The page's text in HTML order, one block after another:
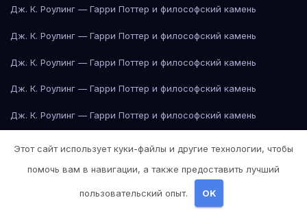
Дж. К. Роулинг — Гарри Поттер и философский камень
Дж. К. Роулинг — Гарри Поттер и философский камень
Дж. К. Роулинг — Гарри Поттер и философский камень
Дж. К. Роулинг — Гарри Поттер и философский камень
Дж. К. Роулинг — Гарри Поттер и философский камень
Дж. К. Роулинг — Гарри Поттер и философский камень
Дж. К. Роулинг — Гарри Поттер и философский камень
Этот сайт использует куки-файлы и другие технологии, чтобы
помочь вам в навигации, а также предоставить лучший
пользовательский опыт. OK